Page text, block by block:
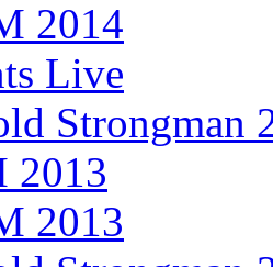
2014
Live
Strongman
2013
2013